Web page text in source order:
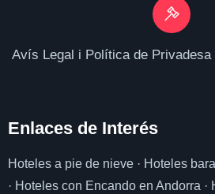
Avís Legal i Política de Privadesa
Enlaces de Interés
Hoteles a pie de nieve · Hoteles
· Hoteles con Encando en Andorra ·